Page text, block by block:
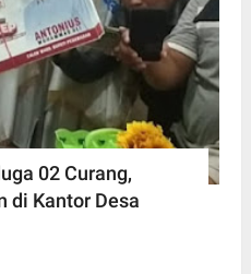
02 Curang,
di Kantor Desa